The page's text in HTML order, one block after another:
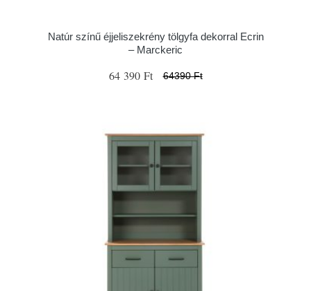
Natúr színű éjjeliszekrény tölgyfa dekorral Ecrin
– Marckeric
64 390 Ft 64390 Ft